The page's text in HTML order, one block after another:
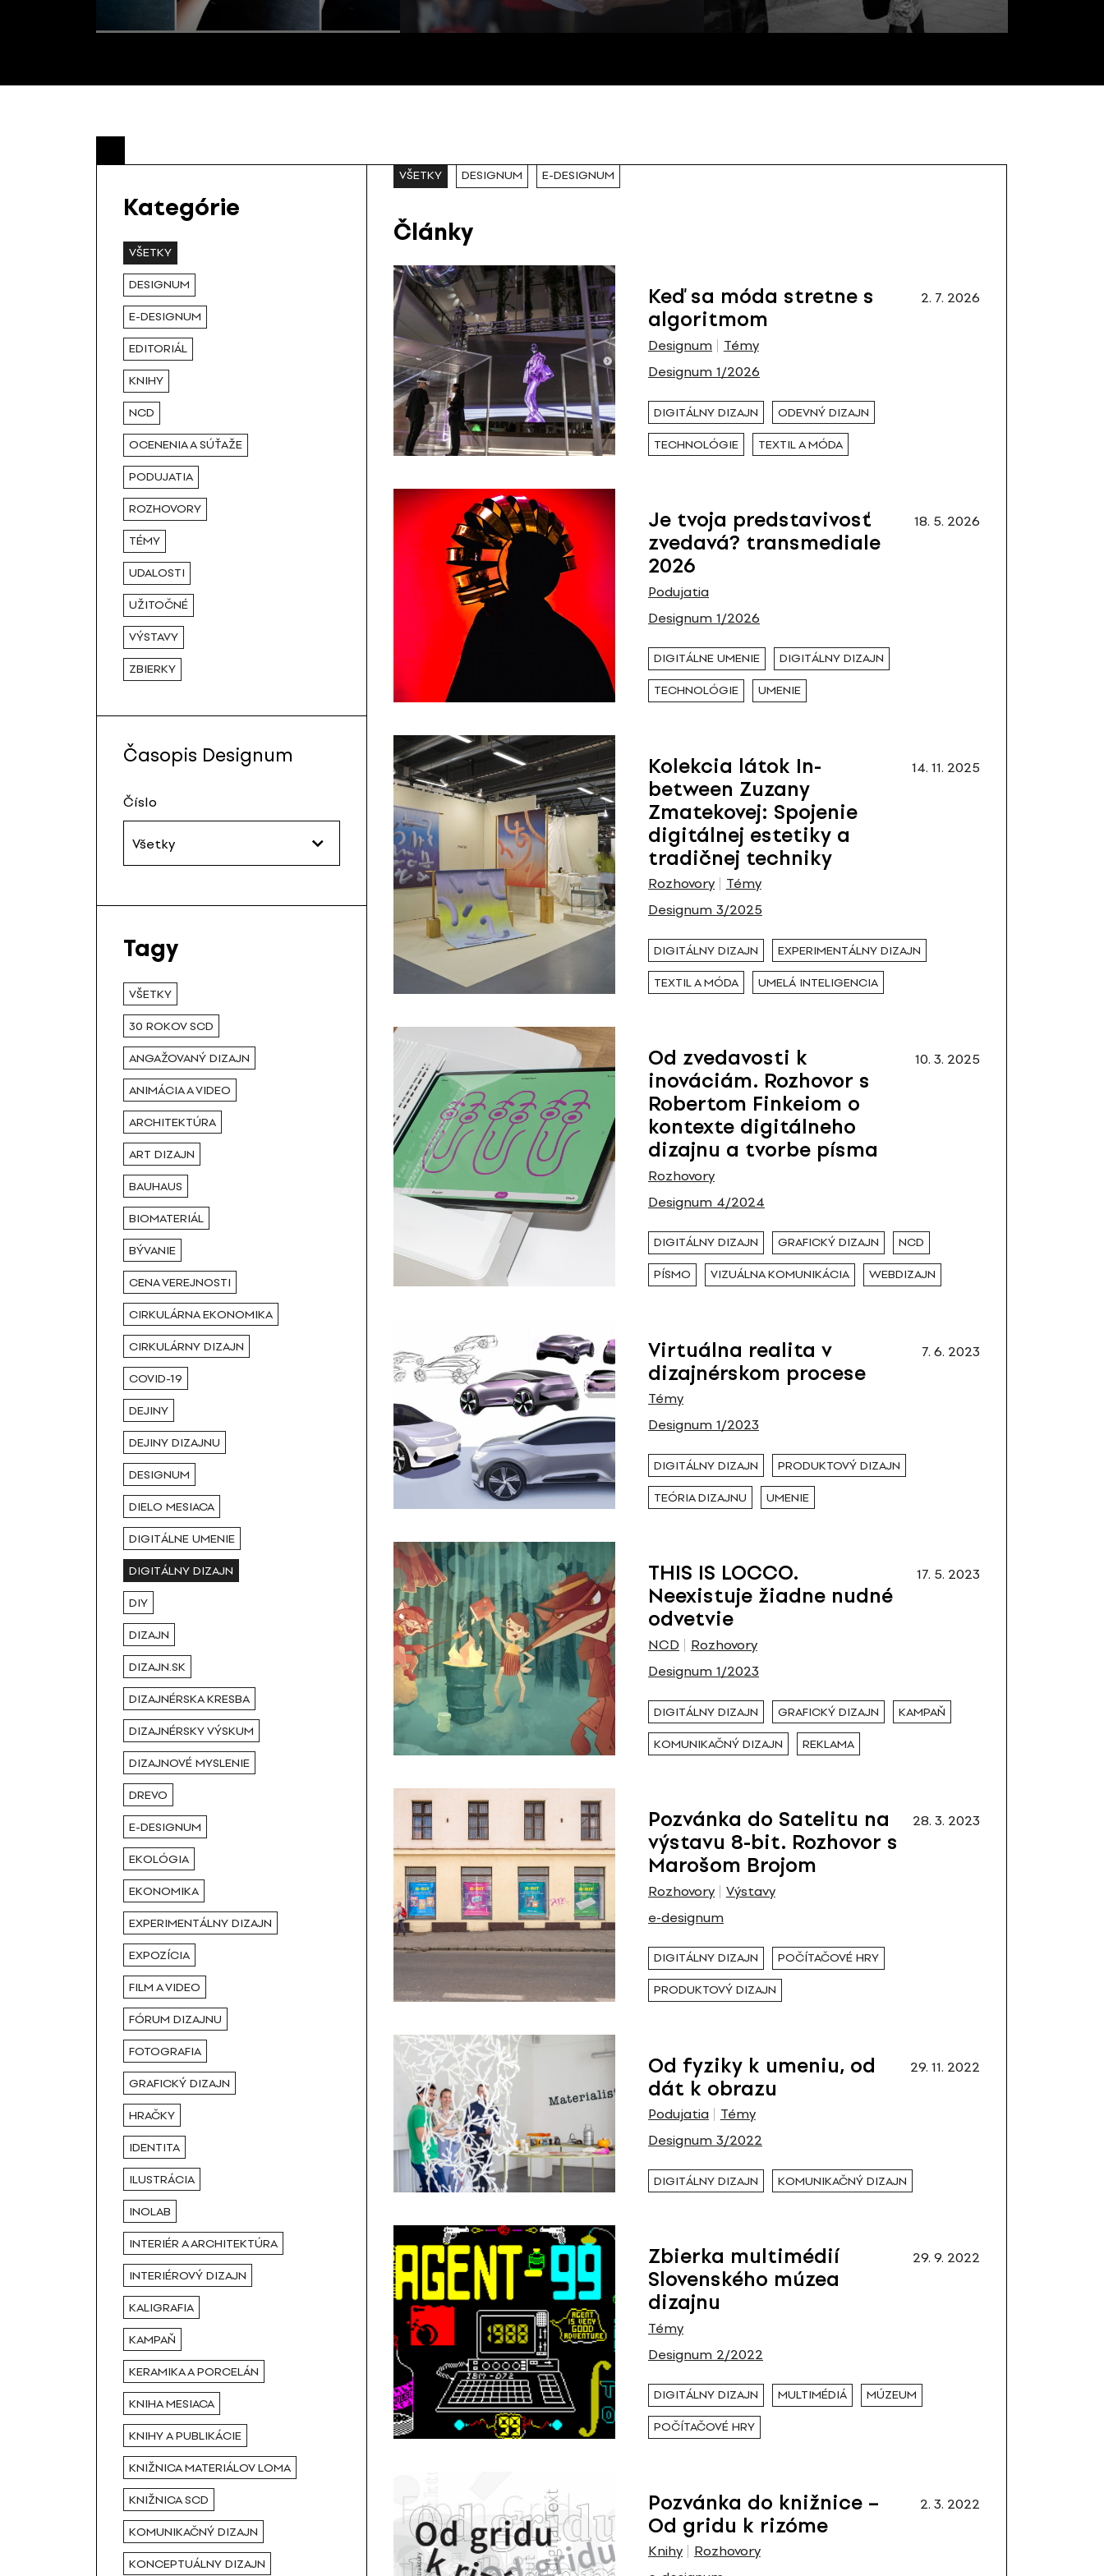
Kategórie
VŠETKY
DESIGNUM
E-DESIGNUM
EDITORIÁL
KNIHY
NCD
OCENENIA A SÚŤAŽE
PODUJATIA
ROZHOVORY
TÉMY
UDALOSTI
UŽITOČNÉ
VÝSTAVY
ZBIERKY
Časopis Designum
Číslo
Všetky
Tagy
VŠETKY
30 ROKOV SCD
ANGAŽOVANÝ DIZAJN
ANIMÁCIA A VIDEO
ARCHITEKTÚRA
ART DIZAJN
BAUHAUS
BIOMATERIÁL
BÝVANIE
CENA VEREJNOSTI
CIRKULÁRNA EKONOMIKA
CIRKULÁRNY DIZAJN
COVID-19
DEJINY
DEJINY DIZAJNU
DESIGNUM
DIELO MESIACA
DIGITÁLNE UMENIE
DIGITÁLNY DIZAJN
DIY
DIZAJN
DIZAJN.SK
DIZAJNÉRSKA KRESBA
DIZAJNÉRSKY VÝSKUM
DIZAJNOVÉ MYSLENIE
DREVO
E-DESIGNUM
EKOLÓGIA
EKONOMIKA
EXPERIMENTÁLNY DIZAJN
EXPOZÍCIA
FILM A VIDEO
FÓRUM DIZAJNU
FOTOGRAFIA
GRAFICKÝ DIZAJN
HRAČKY
IDENTITA
ILUSTRÁCIA
INOLAB
INTERIÉR A ARCHITEKTÚRA
INTERIÉROVÝ DIZAJN
KALIGRAFIA
KAMPAŇ
KERAMIKA A PORCELÁN
KNIHA MESIACA
KNIHY A PUBLIKÁCIE
KNIŽNICA MATERIÁLOV LOMA
KNIŽNICA SCD
KOMUNIKAČNÝ DIZAJN
KONCEPTUÁLNY DIZAJN
VŠETKY DESIGNUM E-DESIGNUM
Články
Keď sa móda stretne s
algoritmom
Designum
Témy
Designum 1/2026
2. 7. 2026
DIGITÁLNY DIZAJN ODEVNÝ DIZAJN
TECHNOLÓGIE TEXTIL A MÓDA
Je tvoja predstavivosť
zvedavá? transmediale
2026
Podujatia
Designum 1/2026
18. 5. 2026
DIGITÁLNE UMENIE DIGITÁLNY DIZAJN
TECHNOLÓGIE UMENIE
Kolekcia látok In-
between Zuzany
Zmatekovej: Spojenie
digitálnej estetiky a
tradičnej techniky
Rozhovory
Témy
Designum 3/2025
14. 11. 2025
DIGITÁLNY DIZAJN EXPERIMENTÁLNY DIZAJN
TEXTIL A MÓDA UMELÁ INTELIGENCIA
Od zvedavosti k
inováciám. Rozhovor s
Robertom Finkeiom o
kontexte digitálneho
dizajnu a tvorbe písma
Rozhovory
Designum 4/2024
10. 3. 2025
DIGITÁLNY DIZAJN GRAFICKÝ DIZAJN NCD
PÍSMO VIZUÁLNA KOMUNIKÁCIA WEBDIZAJN
Virtuálna realita v
dizajnérskom procese
Témy
Designum 1/2023
7. 6. 2023
DIGITÁLNY DIZAJN PRODUKTOVÝ DIZAJN
TEÓRIA DIZAJNU UMENIE
THIS IS LOCCO.
Neexistuje žiadne nudné
odvetvie
NCD
Rozhovory
Designum 1/2023
17. 5. 2023
DIGITÁLNY DIZAJN GRAFICKÝ DIZAJN KAMPAŇ
KOMUNIKAČNÝ DIZAJN REKLAMA
Pozvánka do Satelitu na
výstavu 8-bit. Rozhovor s
Marošom Brojom
Rozhovory
Výstavy
e-designum
28. 3. 2023
DIGITÁLNY DIZAJN POČÍTAČOVÉ HRY
PRODUKTOVÝ DIZAJN
Od fyziky k umeniu, od
dát k obrazu
Podujatia
Témy
Designum 3/2022
29. 11. 2022
DIGITÁLNY DIZAJN KOMUNIKAČNÝ DIZAJN
Zbierka multimédií
Slovenského múzea
dizajnu
Témy
Designum 2/2022
29. 9. 2022
DIGITÁLNY DIZAJN MULTIMÉDIÁ MÚZEUM
POČÍTAČOVÉ HRY
Pozvánka do knižnice –
Od gridu k rizóme
Knihy
Rozhovory
2. 3. 2022